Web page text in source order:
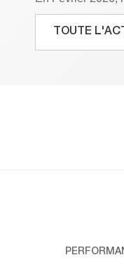
Grand Palais à
le rendez-vous
professionnels du
nous avons
Promoter
évalue la
TOUTE